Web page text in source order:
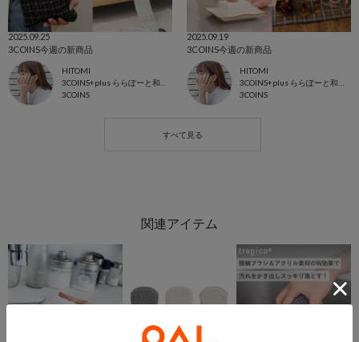
2025.09.25
3COINS今週の新商品
HITOMI
3COINS
2025.09.19
3COINS今週の新商品
HITOMI
3COINS